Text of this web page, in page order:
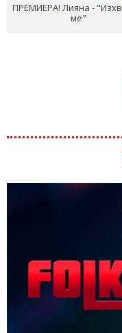
ПРЕМИЕРА! Лияна -
ме"